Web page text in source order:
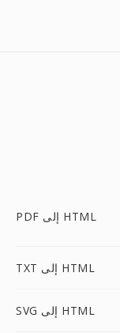
PDF إلى HTML
TXT إلى HTML
SVG إلى HTML